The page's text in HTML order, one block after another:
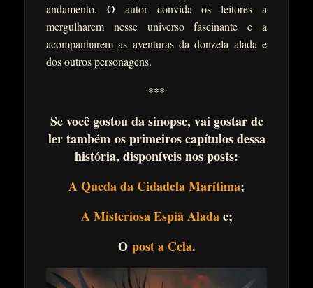
andamento. O autor convida os leitores a
mergulharem nesse universo fascinante e a
acompanharem as aventuras da donzela alada e
dos outros personagens.
***
Se você gostou da sinopse, vai gostar de
ler também os primeiros capítulos dessa
história, disponíveis nos posts:
A Queda da Cidadela Marítima;
A Misteriosa Espiã Aladae;
O post a Cela.